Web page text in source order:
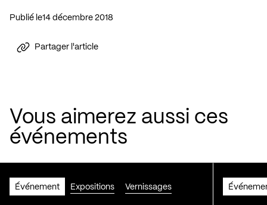
Publié le 14 décembre 2018
Partager l'article
Vous aimerez aussi ces
événements
Événement Expositions Vernissages